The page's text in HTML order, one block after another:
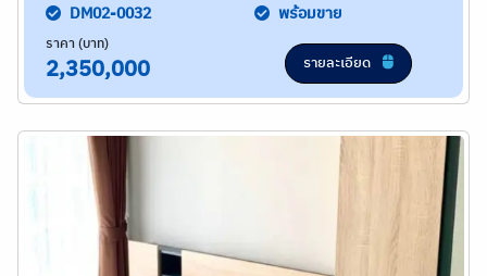
DM02-0032 พร้อมขาย
ราคา (บาท)
2,350,000 รายละเอียด